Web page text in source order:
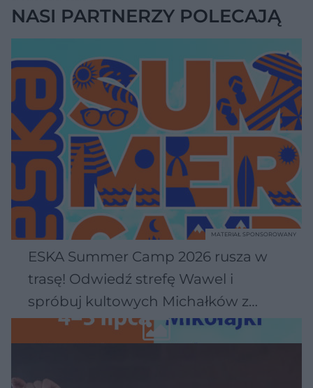
NASI PARTNERZY POLECAJĄ
ESKA Summer Camp 2026 rusza w
trasę! Odwiedź strefę Wawel i
spróbuj kultowych Michałków z
Wawelu
MATERIAŁ SPONSOROWANY